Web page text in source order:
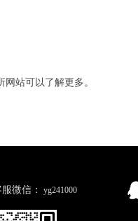
站可以了解更多。
微信： yg241000